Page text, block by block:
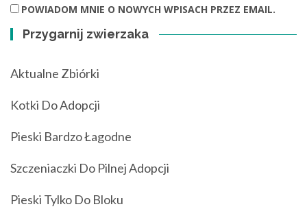
POWIADOM MNIE O NOWYCH WPISACH PRZEZ EMAIL.
Przygarnij zwierzaka
Aktualne Zbiórki
Kotki Do Adopcji
Pieski Bardzo Łagodne
Szczeniaczki Do Pilnej Adopcji
Pieski Tylko Do Bloku